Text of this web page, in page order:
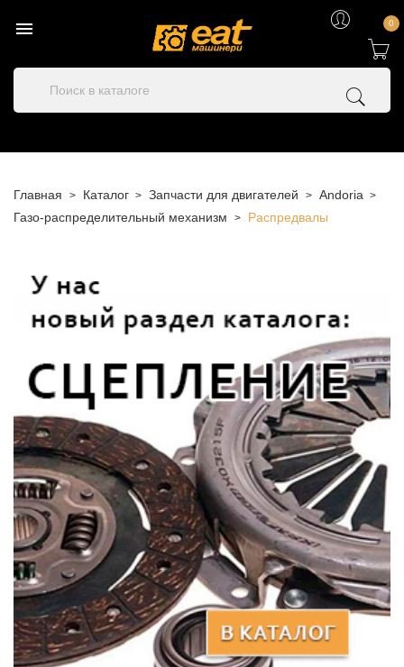
 0
Главная Каталог Запчасти для двигателей
Andoria
Газо-распределительный механизм
Распредвалы